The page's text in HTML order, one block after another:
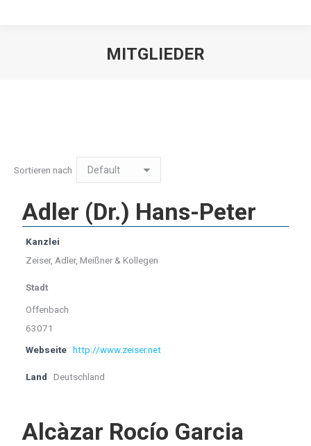
MITGLIEDER
Sortieren nach
Adler (Dr.) Hans-Peter
Kanzlei
Zeiser, Adler, Meißner & Kollegen
Stadt
Offenbach
63071
Webseite http://www.zeiser.net
Land Deutschland
Alcàzar Rocío Garcia